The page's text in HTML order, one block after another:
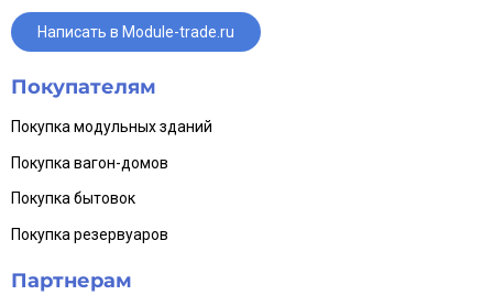
Написать в Module-trade.ru
Покупателям
Покупка модульных зданий
Покупка вагон-домов
Покупка бытовок
Покупка резервуаров
Партнерам